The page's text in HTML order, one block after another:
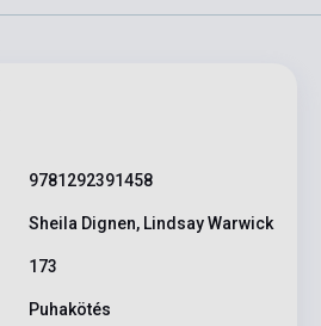
9781292391458
Sheila Dignen, Lindsay Warwick
173
Puhakötés